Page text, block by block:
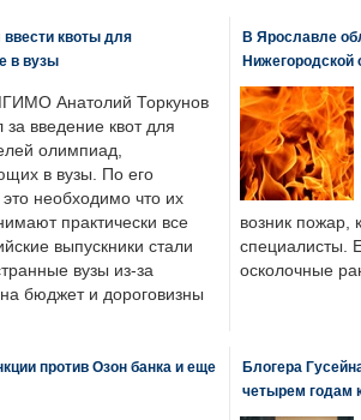
квоты для
в вузы
Анатолий Торкунов
за введение квот для
олимпиад,
в вузы. По его
необходимо что их
практически все
выпускники стали
вузы из-за
бюджет и дороговизны
В Ярославле
Нижегородской
возник пожар,
специалисты.
осколочные
против Озон банка и еще
Блогера
четырем годам